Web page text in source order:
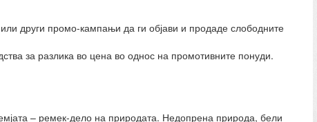
други промо-кампањи да ги објави и продаде слободните
за разлика во цена во однос на промотивните понуди.
– ремек-дело на природата. Недопрена природа, бели